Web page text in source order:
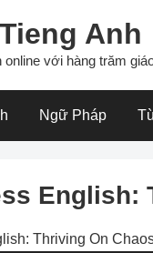
Anh
online với hàng trăm
Ngữ Pháp
English:
Thriving On